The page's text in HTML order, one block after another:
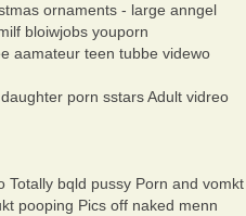
ornaments - large anngel
bloiwjobs youporn
aamateur teen tubbe videwo
porn sstars Adult vidreo
Totally bqld pussy Porn and vomkt
pooping Pics off naked menn